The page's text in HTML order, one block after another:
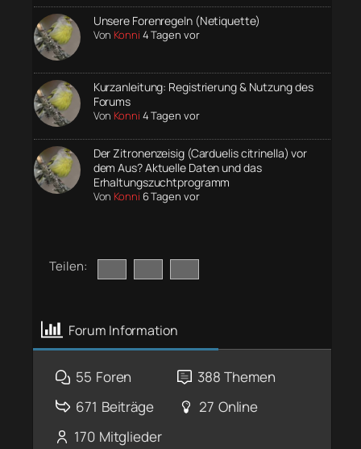
Unsere Forenregeln (Netiquette)
Von Konni 4 Tagen vor
Kurzanleitung: Registrierung & Nutzung des
Forums
Von Konni 4 Tagen vor
Der Zitronenzeisig (Carduelis citrinella) vor
dem Aus? Aktuelle Daten und das
Erhaltungszuchtprogramm
Von Konni 6 Tagen vor
Teilen:
Forum Information
55 Foren 388 Themen
671 Beiträge 27 Online
170 Mitglieder